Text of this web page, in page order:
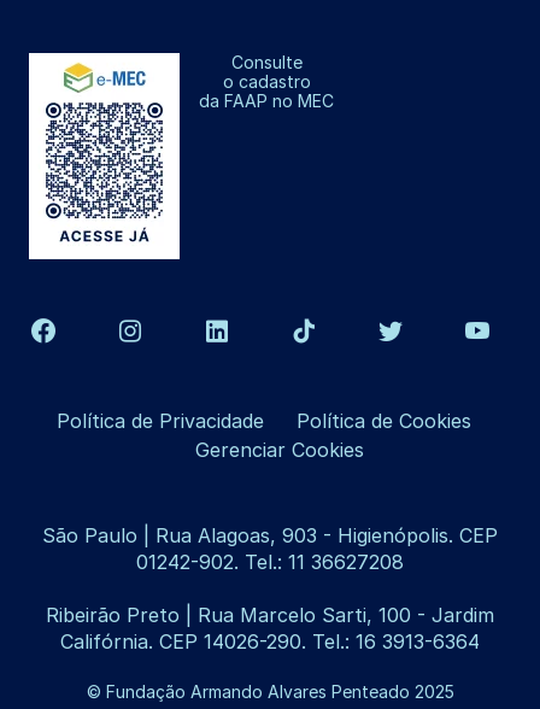
Consulte
o cadastro
da FAAP no MEC
Política de Privacidade
Política de Cookies
Gerenciar Cookies
São Paulo | Rua Alagoas, 903 - Higienópolis. CEP
01242-902. Tel.: 11 36627208
Ribeirão Preto | Rua Marcelo Sarti, 100 - Jardim
Califórnia. CEP 14026-290. Tel.: 16 3913-6364
© Fundação Armando Alvares Penteado 2025